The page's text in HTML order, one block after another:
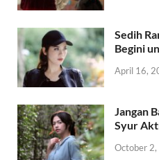
Sedih
Begini
April 16,
Jangan
Syur
October